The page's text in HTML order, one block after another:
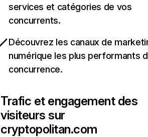
services et catégories de vos
concurrents.
Découvrez les canaux de
numérique les plus performants
concurrence.
Trafic et engagement des
visiteurs sur
cryptopolitan.com